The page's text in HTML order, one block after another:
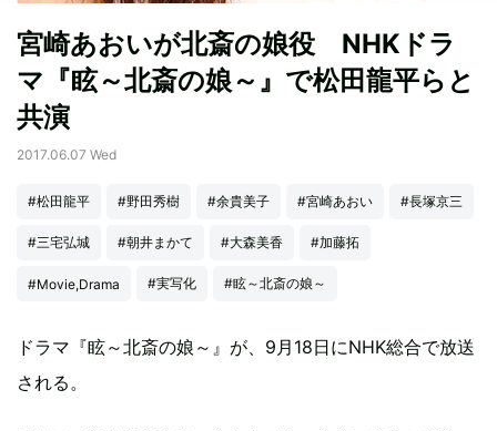
宮崎あおいが北斎の娘役 NHKドラ
マ『眩～北斎の娘～』で松田龍平らと
共演
2017.06.07 Wed
#松田龍平 #野田秀樹 #余貴美子 #宮崎あおい #長塚京三
#三宅弘城 #朝井まかて #大森美香 #加藤拓
#Movie,Drama #実写化 #眩～北斎の娘～
ドラマ『眩～北斎の娘～』が、9月18日にNHK総合で放送
される。